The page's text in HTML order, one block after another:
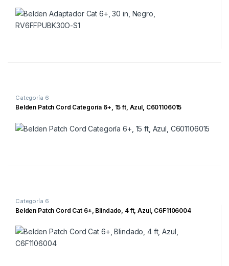
Categoría 6
Belden Patch Cord Categoría 6+, 15 ft, Azul, C601106015
Categoría 6
Belden Patch Cord Cat 6+, Blindado, 4 ft, Azul, C6F1106004